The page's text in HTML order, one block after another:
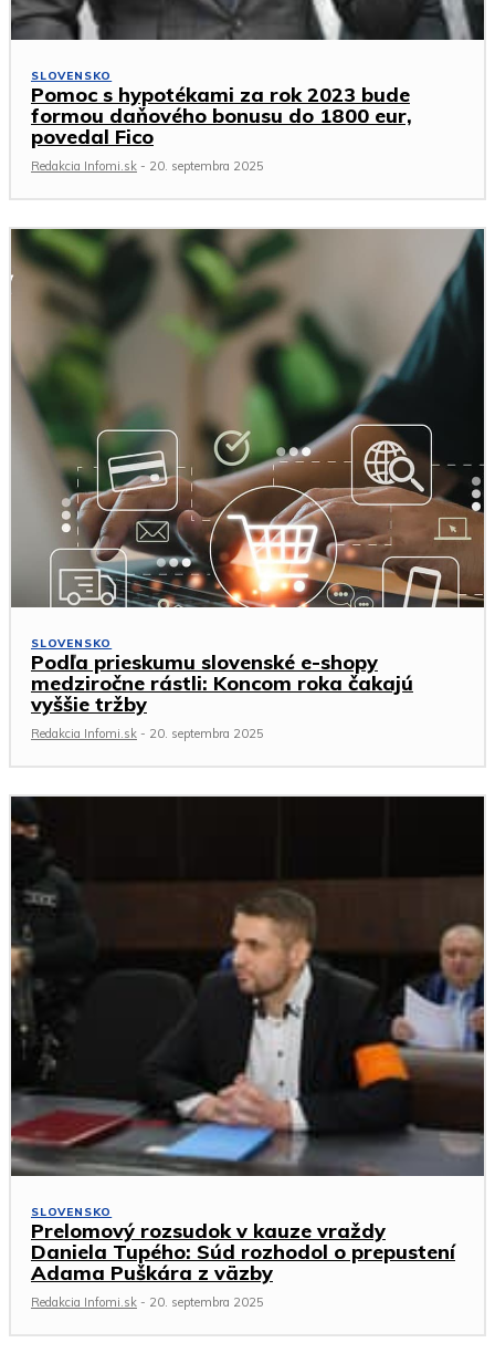
SLOVENSKO
Pomoc s hypotékami za rok 2023 bude
formou daňového bonusu do 1800 eur,
povedal Fico
Redakcia Infomi.sk - 20. septembra 2025
SLOVENSKO
Podľa prieskumu slovenské e-shopy
medziročne rástli: Koncom roka čakajú
vyššie tržby
Redakcia Infomi.sk - 20. septembra 2025
SLOVENSKO
Prelomový rozsudok v kauze vraždy
Daniela Tupého: Súd rozhodol o prepustení
Adama Puškára z väzby
Redakcia Infomi.sk - 20. septembra 2025